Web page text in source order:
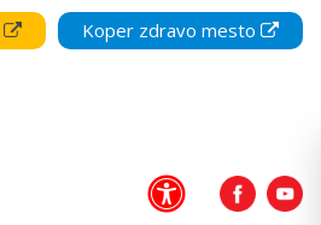
Koper zdravo mesto